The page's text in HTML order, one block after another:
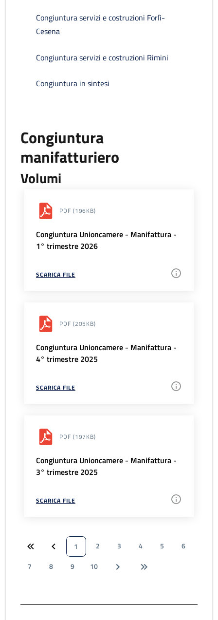
Congiuntura servizi e costruzioni Forlì-
Cesena
Congiuntura servizi e costruzioni Rimini
Congiuntura in sintesi
Congiuntura
manifatturiero
Volumi
PDF (196KB)
Congiuntura Unioncamere - Manifattura -
1° trimestre 2026
SCARICA FILE
PDF (205KB)
Congiuntura Unioncamere - Manifattura -
4° trimestre 2025
SCARICA FILE
PDF (197KB)
Congiuntura Unioncamere - Manifattura -
3° trimestre 2025
SCARICA FILE
1 2 3 4 5
6
7
8 9 10